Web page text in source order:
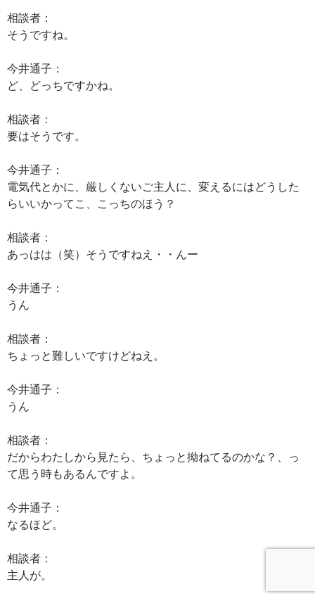
相談者：
そうですね。
今井通子：
ど、どっちですかね。
相談者：
要はそうです。
今井通子：
電気代とかに、厳しくないご主人に、変えるにはどうした
らいいかってこ、こっちのほう？
相談者：
あっはは（笑）そうですねえ・・んー
今井通子：
うん
相談者：
ちょっと難しいですけどねえ。
今井通子：
うん
相談者：
だからわたしから見たら、ちょっと拗ねてるのかな？、っ
て思う時もあるんですよ。
今井通子：
なるほど。
相談者：
主人が。